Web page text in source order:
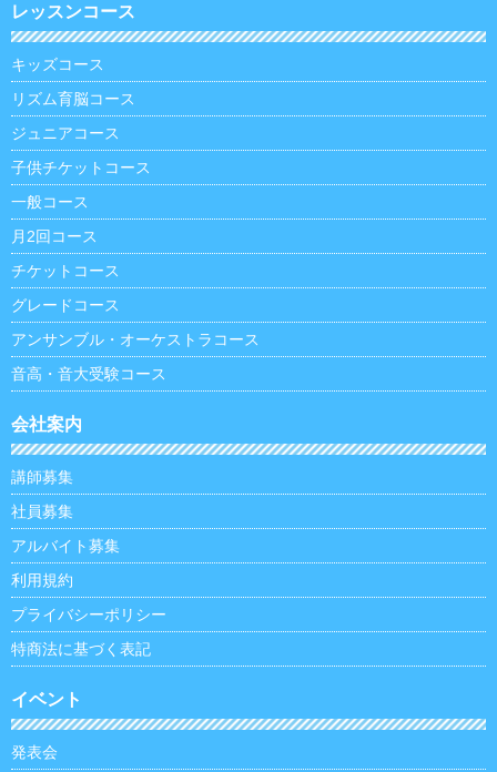
レッスンコース
キッズコース
リズム育脳コース
ジュニアコース
子供チケットコース
一般コース
月2回コース
チケットコース
グレードコース
アンサンブル・オーケストラコース
音高・音大受験コース
会社案内
講師募集
社員募集
アルバイト募集
利用規約
プライバシーポリシー
特商法に基づく表記
イベント
発表会